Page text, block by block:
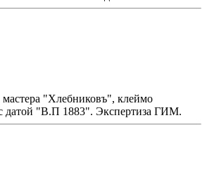
"Хлебниковъ", клеймо
датой "В.П 1883". Экспертиза ГИМ.